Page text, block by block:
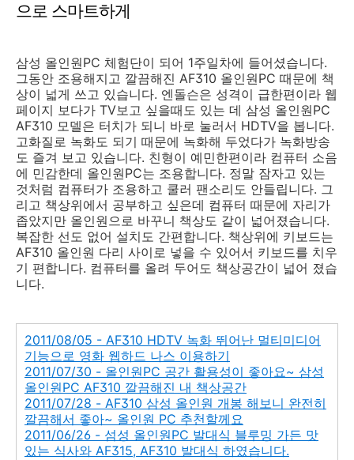
으로 스마트하게
삼성 올인원PC 체험단이 되어 1주일차에 들어셨습니다.
그동안 조용해지고 깔끔해진 AF310 올인원PC 때문에 책
상이 넓게 쓰고 있습니다. 엔돌슨은 성격이 급한편이라 웹
페이지 보다가 TV보고 싶을때도 있는 데 삼성 올인원PC
AF310 모델은 터치가 되니 바로 눌러서 HDTV을 봅니다.
고화질로 녹화도 되기 때문에 녹화해 두었다가 녹화방송
도 즐겨 보고 있습니다. 친형이 예민한편이라 컴퓨터 소음
에 민감한데 올인원PC는 조용합니다. 정말 잠자고 있는
것처럼 컴퓨터가 조용하고 쿨러 팬소리도 안들립니다. 그
리고 책상위에서 공부하고 싶은데 컴퓨터 때문에 자리가
좁았지만 올인원으로 바꾸니 책상도 같이 넓어졌습니다.
복잡한 선도 없어 설치도 간편합니다. 책상위에 키보드는
AF310 올인원 다리 사이로 넣을 수 있어서 키보드를 치우
기 편합니다. 컴퓨터를 올려 두어도 책상공간이 넓어 졌습
니다.
2011/08/05 - AF310 HDTV 녹화 뛰어난 멀티미디어
기능으로 영화 웹하드 나스 이용하기
2011/07/30 - 올인원PC 공간 활용성이 좋아요~ 삼성
올인원PC AF310 깔끔해진 내 책상공간
2011/07/28 - AF310 삼성 올인원 개봉 해보니 완전히
깔끔해서 좋아~ 올인원 PC 추천할께요
2011/06/26 - 섬성 올인원PC 발대식 블루밍 가든 맛
있는 식사와 AF315, AF310 발대식 하였습니다.